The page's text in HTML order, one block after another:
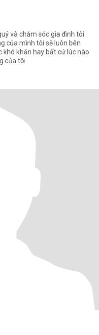
và chăm sóc gia đình tôi
của mình tôi sẽ luôn bên
khó khăn hay bất cứ lúc nào
của tôi